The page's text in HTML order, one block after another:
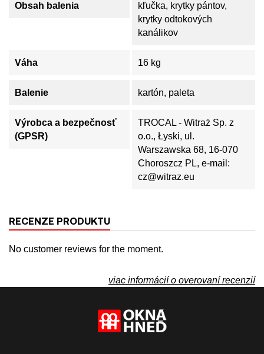
Obsah balenia
kľučka, krytky pántov,
krytky odtokových
kanálikov
Váha 16 kg
Balenie kartón, paleta
Výrobca a bezpečnosť
(GPSR)
TROCAL - Witraż Sp. z
o.o., Łyski, ul.
Warszawska 68, 16-070
Choroszcz PL, e-mail:
cz@witraz.eu
RECENZE PRODUKTU
No customer reviews for the moment.
viac informácií o overovaní recenzií